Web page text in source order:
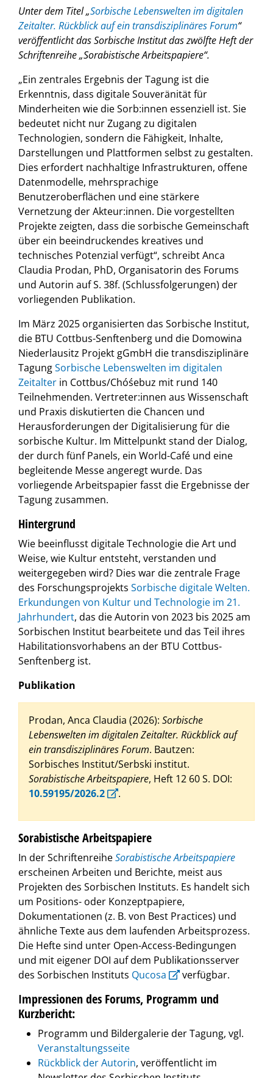
Unter dem Titel „Sorbische Lebenswelten im digitalen
Zeitalter. Rückblick auf ein transdisziplinäres Forum“
veröffentlicht das Sorbische Institut das zwölfte Heft der
Schriftenreihe „Sorabistische Arbeitspapiere“.
„Ein zentrales Ergebnis der Tagung ist die
Erkenntnis, dass digitale Souveränität für
Minderheiten wie die Sorb:innen essenziell ist. Sie
bedeutet nicht nur Zugang zu digitalen
Technologien, sondern die Fähigkeit, Inhalte,
Darstellungen und Plattformen selbst zu gestalten.
Dies erfordert nachhaltige Infrastrukturen, offene
Datenmodelle, mehrsprachige
Benutzeroberflächen und eine stärkere
Vernetzung der Akteur:innen. Die vorgestellten
Projekte zeigten, dass die sorbische Gemeinschaft
über ein beeindruckendes kreatives und
technisches Potenzial verfügt“, schreibt Anca
Claudia Prodan, PhD, Organisatorin des Forums
und Autorin auf S. 38f. (Schlussfolgerungen) der
vorliegenden Publikation.
Im März 2025 organisierten das Sorbische Institut,
die BTU Cottbus-Senftenberg und die Domowina
Niederlausitz Projekt gGmbH die transdisziplinäre
TagungSorbische Lebenswelten im digitalen
Zeitalter in Cottbus/Chóśebuz mit rund 140
Teilnehmenden. Vertreter:innen aus Wissenschaft
und Praxis diskutierten die Chancen und
Herausforderungen der Digitalisierung für die
sorbische Kultur. Im Mittelpunkt stand der Dialog,
der durch fünf Panels, ein World-Café und eine
begleitende Messe angeregt wurde. Das
vorliegende Arbeitspapier fasst die Ergebnisse der
Tagung zusammen.
Hintergrund
Wie beeinflusst digitale Technologie die Art und
Weise, wie Kultur entsteht, verstanden und
weitergegeben wird? Dies war die zentrale Frage
des Forschungsprojekts Sorbische digitale Welten.
Erkundungen von Kultur und Technologie im 21.
Jahrhundert, das die Autorin von 2023 bis 2025 am
Sorbischen Institut bearbeitete und das Teil ihres
Habilitationsvorhabens an der BTU Cottbus-
Senftenberg ist.
Publikation
Prodan, Anca Claudia (2026): Sorbische
Lebenswelten im digitalen Zeitalter. Rückblick auf
ein transdisziplinäres Forum. Bautzen:
Sorbisches Institut/Serbski institut.
Sorabistische Arbeitspapiere, Heft 12 60 S. DOI:
10.59195/2026.2
.
Sorabistische Arbeitspapiere
In der SchriftenreiheSorabistische Arbeitspapiere
erscheinen Arbeiten und Berichte, meist aus
Projekten des Sorbischen Instituts. Es handelt sich
um Positions- oder Konzeptpapiere,
Dokumentationen (z. B. von Best Practices) und
ähnliche Texte aus dem laufenden Arbeitsprozess.
Die Hefte sind unter Open-Access-Bedingungen
und mit eigener DOI auf dem Publikationsserver
des Sorbischen Instituts Qucosa verfügbar.
Impressionen des Forums, Programm und
Kurzbericht:
Programm und Bildergalerie der Tagung, vgl.
Veranstaltungsseite
Rückblick der Autorin, veröffentlicht im